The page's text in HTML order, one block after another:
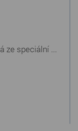
ze speciální ...